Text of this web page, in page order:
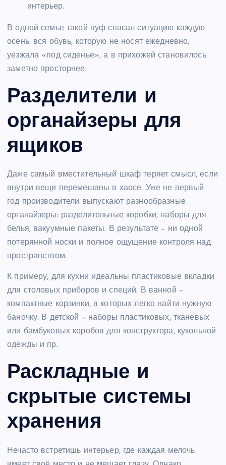
интерьер.
В одной семье такой пуф спасал ситуацию каждую
осень: вся обувь, которую не носят ежедневно,
уезжала «под сиденье», а в прихожей становилось
заметно просторнее.
Разделители и
органайзеры для
ящиков
Даже самый вместительный шкаф теряет смысл, если
внутри вещи перемешаны в хаосе. Уже не первый
год производители выпускают разнообразные
органайзеры: разделительные коробки, наборы для
белья, вакуумные пакеты. В результате – ни одной
потерянной носки и полное ощущение контроля над
пространством.
К примеру, для кухни идеальны пластиковые вкладки
для столовых приборов и специй. В ванной –
компактные корзинки, в которых легко найти нужную
баночку. В детской – наборы пластиковых, тканевых
или бамбуковых коробов для конструктора, кукольной
одежды и пр.
Раскладные и
скрытые системы
хранения
Нечасто встретишь интерьер, где каждая мелочь